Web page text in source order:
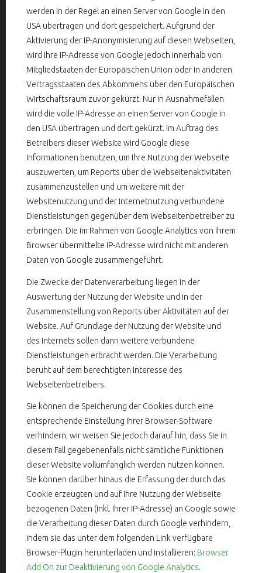
werden in der Regel an einen Server von Google in den
USA übertragen und dort gespeichert. Aufgrund der
Aktivierung der IP-Anonymisierung auf diesen Webseiten,
wird Ihre IP-Adresse von Google jedoch innerhalb von
Mitgliedstaaten der Europäischen Union oder in anderen
Vertragsstaaten des Abkommens über den Europäischen
Wirtschaftsraum zuvor gekürzt. Nur in Ausnahmefällen
wird die volle IP-Adresse an einen Server von Google in
den USA übertragen und dort gekürzt. Im Auftrag des
Betreibers dieser Website wird Google diese
Informationen benutzen, um Ihre Nutzung der Webseite
auszuwerten, um Reports über die Webseitenaktivitäten
zusammenzustellen und um weitere mit der
Websitenutzung und der Internetnutzung verbundene
Dienstleistungen gegenüber dem Webseitenbetreiber zu
erbringen. Die im Rahmen von Google Analytics von Ihrem
Browser übermittelte IP-Adresse wird nicht mit anderen
Daten von Google zusammengeführt.
Die Zwecke der Datenverarbeitung liegen in der
Auswertung der Nutzung der Website und in der
Zusammenstellung von Reports über Aktivitäten auf der
Website. Auf Grundlage der Nutzung der Website und
des Internets sollen dann weitere verbundene
Dienstleistungen erbracht werden. Die Verarbeitung
beruht auf dem berechtigten Interesse des
Webseitenbetreibers.
Sie können die Speicherung der Cookies durch eine
entsprechende Einstellung Ihrer Browser-Software
verhindern; wir weisen Sie jedoch darauf hin, dass Sie in
diesem Fall gegebenenfalls nicht sämtliche Funktionen
dieser Website vollumfänglich werden nutzen können.
Sie können darüber hinaus die Erfassung der durch das
Cookie erzeugten und auf Ihre Nutzung der Webseite
bezogenen Daten (inkl. Ihrer IP-Adresse) an Google sowie
die Verarbeitung dieser Daten durch Google verhindern,
indem sie das unter dem folgenden Link verfügbare
Browser-Plugin herunterladen und installieren: Browser
Add On zur Deaktivierung von Google Analytics.